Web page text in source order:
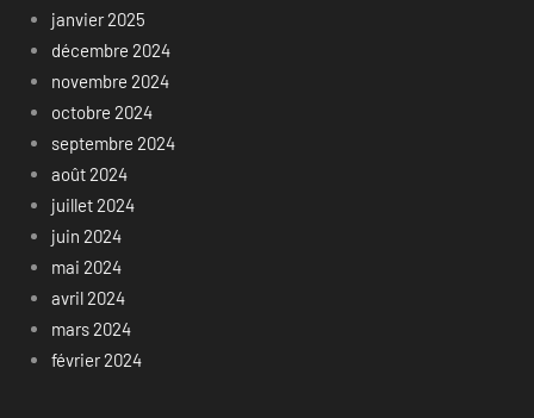
janvier 2025
décembre 2024
novembre 2024
octobre 2024
septembre 2024
août 2024
juillet 2024
juin 2024
mai 2024
avril 2024
mars 2024
février 2024